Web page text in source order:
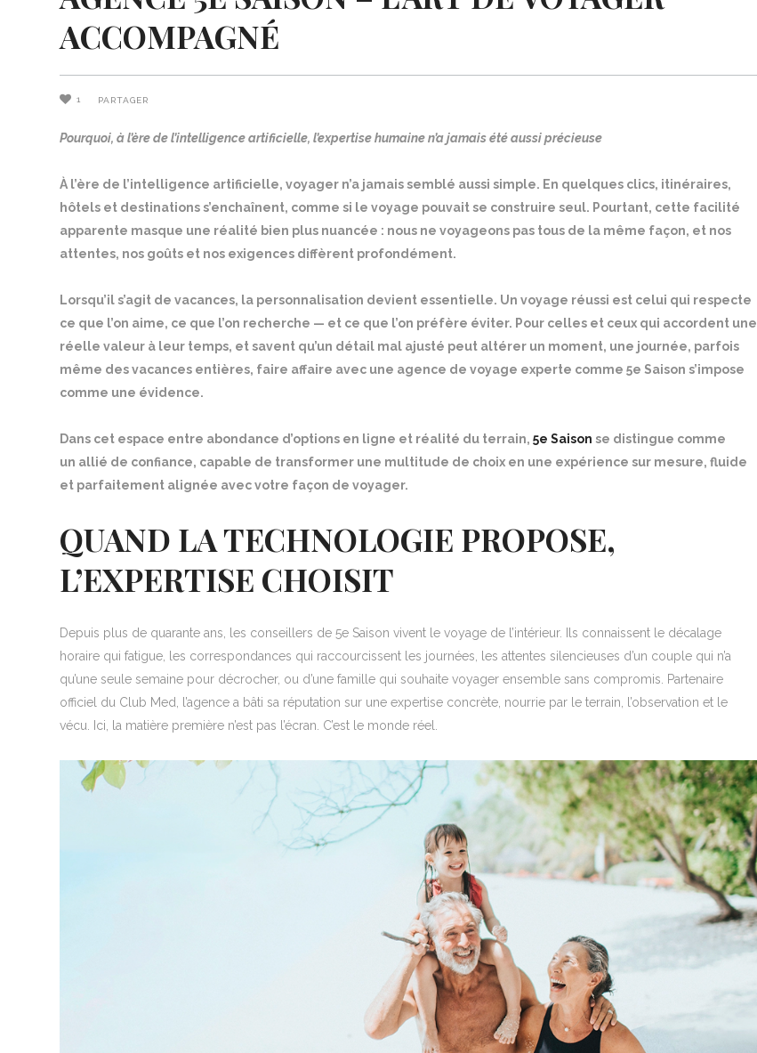
ACCOMPAGNÉ
1 PARTAGER
Pourquoi, à l’ère de l’intelligence artificielle, l’expertise humaine n’a jamais été aussi précieuse
À l’ère de l’intelligence artificielle, voyager n’a jamais semblé aussi simple. En quelques clics, itinéraires,
hôtels et destinations s’enchaînent, comme si le voyage pouvait se construire seul. Pourtant, cette facilité
apparente masque une réalité bien plus nuancée : nous ne voyageons pas tous de la même façon, et nos
attentes, nos goûts et nos exigences diffèrent profondément.
Lorsqu’il s’agit de vacances, la personnalisation devient essentielle. Un voyage réussi est celui qui respecte
ce que l’on aime, ce que l’on recherche — et ce que l’on préfère éviter. Pour celles et ceux qui accordent une
réelle valeur à leur temps, et savent qu’un détail mal ajusté peut altérer un moment, une journée, parfois
même des vacances entières, faire affaire avec une agence de voyage experte comme 5e Saison s’impose
comme une évidence.
Dans cet espace entre abondance d’options en ligne et réalité du terrain,5e Saison se distingue comme
un allié de confiance, capable de transformer une multitude de choix en une expérience sur mesure, fluide
et parfaitement alignée avec votre façon de voyager.
QUAND LA TECHNOLOGIE PROPOSE,
L’EXPERTISE CHOISIT
Depuis plus de quarante ans, les conseillers de 5e Saison vivent le voyage de l’intérieur. Ils connaissent le décalage
horaire qui fatigue, les correspondances qui raccourcissent les journées, les attentes silencieuses d’un couple qui n’a
qu’une seule semaine pour décrocher, ou d’une famille qui souhaite voyager ensemble sans compromis. Partenaire
officiel du Club Med, l’agence a bâti sa réputation sur une expertise concrète, nourrie par le terrain, l’observation et le
vécu. Ici, la matière première n’est pas l’écran. C’est le monde réel.